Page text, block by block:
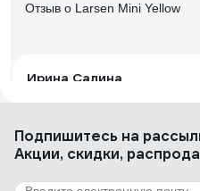
Отзыв о Larsen Mini Yellow
Ирина Салина
Удобный в катание
12 отзывов
Отзыв о NOVATRACK
Подпишитесь на
Акции, скидки,